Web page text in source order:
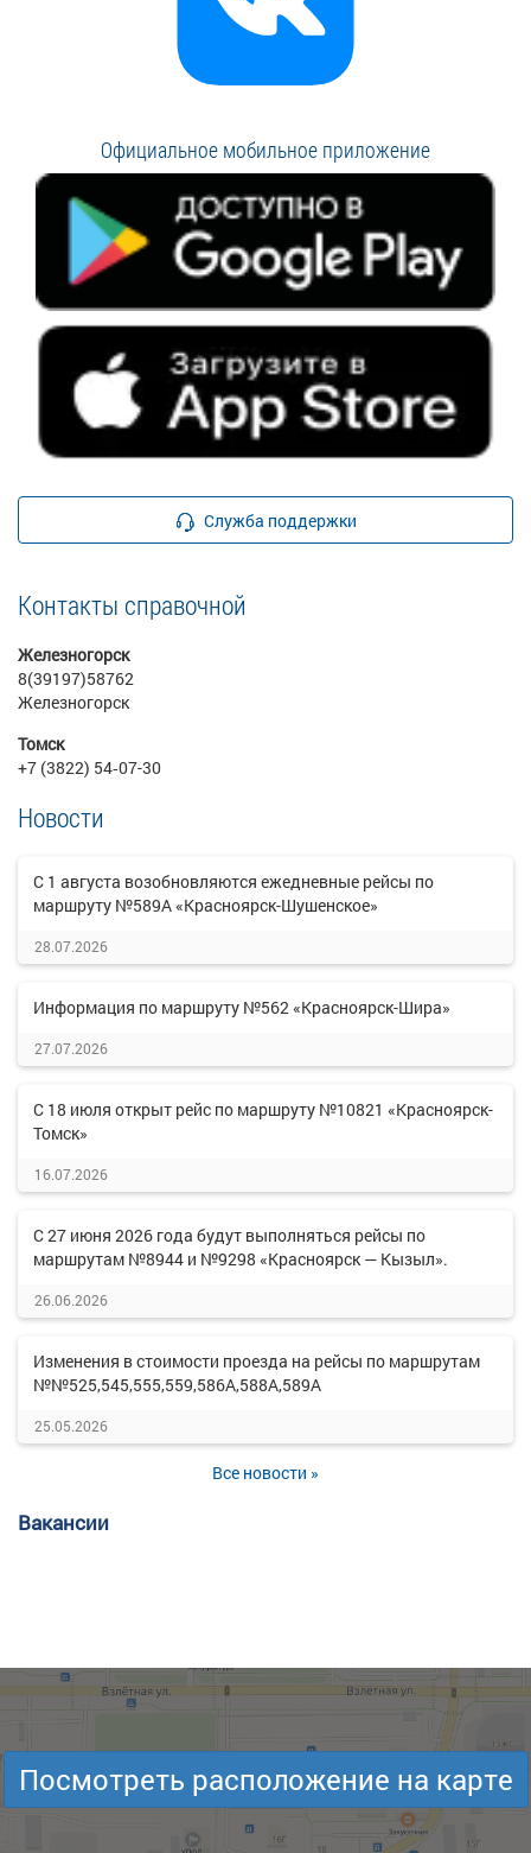
Официальное мобильное приложение
Служба поддержки
Контакты справочной
Железногорск
8(39197)58762
Железногорск
Томск
+7 (3822) 54‑07-30
Новости
С 1 августа возобновляются ежедневные рейсы по
маршруту №589А «Красноярск-Шушенское»
28.07.2026
Информация по маршруту №562 «Красноярск-Шира»
27.07.2026
С 18 июля открыт рейс по маршруту №10821 «Красноярск-
Томск»
16.07.2026
С 27 июня 2026 года будут выполняться рейсы по
маршрутам №8944 и №9298 «Красноярск — Кызыл».
26.06.2026
Изменения в стоимости проезда на рейсы по маршрутам
№№525,545,555,559,586А,588А,589А
25.05.2026
Все новости »
Вакансии
Посмотреть расположение на карте